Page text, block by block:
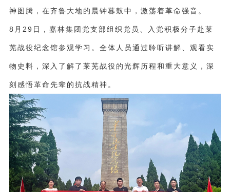
神图腾，在齐鲁大地的晨钟暮鼓中，激荡着革命强音。
8月 29 日，嘉林集团党支部组织党员、入党积极分子赴莱
芜战役纪念馆参观学习。全体人员通过聆听讲解、观看实
物史料，深入了解了莱芜战役的光辉历程和重大意义，深
刻感悟革命先辈的抗战精神。